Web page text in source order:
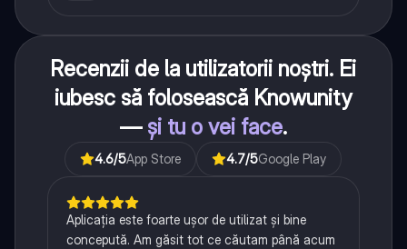
Recenzii de la utilizatorii noștri. Ei
iubesc să folosească Knowunity
— și tu o vei face.
4.6/5App Store 4.7/5Google Play
Aplicația este foarte ușor de utilizat și bine
concepută. Am găsit tot ce căutam până acum